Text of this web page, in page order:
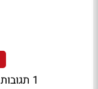
1 תגובות